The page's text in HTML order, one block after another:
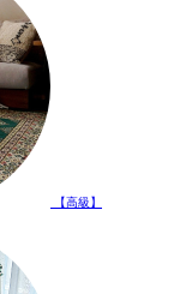
【高級】